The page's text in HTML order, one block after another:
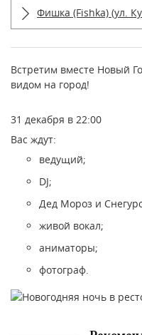
Фишка (Fishka) (ул.
Встретим вместе Новый
видом на город!
31 декабря в 22:00
Вас ждут:
ведущий;
DJ;
Дед Мороз и
живой вокал;
аниматоры;
фотограф.